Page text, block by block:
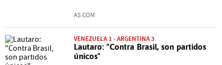
AS.COM
VENEZUELA 1 - ARGENTINA 3
Lautaro: "Contra Brasil, son partidos
únicos"